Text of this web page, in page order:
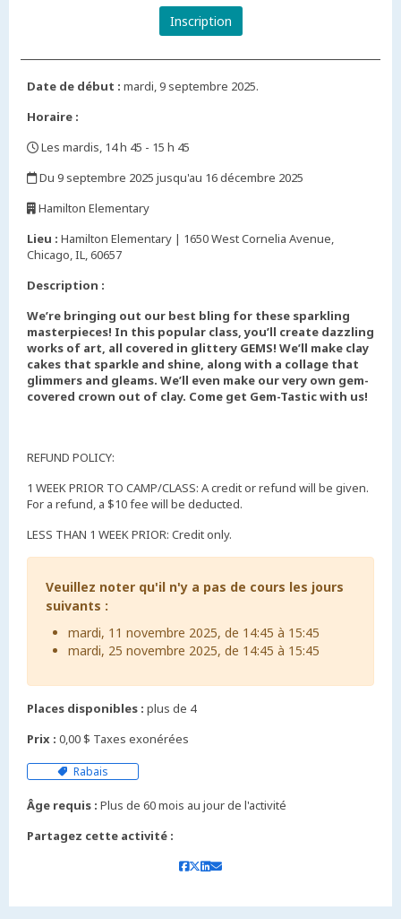
Inscription
Date de début : mardi, 9 septembre 2025.
Horaire :
Les mardis, 14 h 45 - 15 h 45
Du 9 septembre 2025 jusqu'au 16 décembre 2025
Hamilton Elementary
Lieu : Hamilton Elementary | 1650 West Cornelia Avenue,
Chicago, IL, 60657
Description :
We’re bringing out our best bling for these sparkling
masterpieces! In this popular class, you’ll create dazzling
works of art, all covered in glittery GEMS! We’ll make clay
cakes that sparkle and shine, along with a collage that
glimmers and gleams. We’ll even make our very own gem-
covered crown out of clay. Come get Gem-Tastic with us!
REFUND POLICY:
1 WEEK PRIOR TO CAMP/CLASS: A credit or refund will be given.
For a refund, a $10 fee will be deducted.
LESS THAN 1 WEEK PRIOR: Credit only.
Veuillez noter qu'il n'y a pas de cours les jours
suivants :
mardi, 11 novembre 2025, de 14:45 à 15:45
mardi, 25 novembre 2025, de 14:45 à 15:45
Places disponibles : plus de 4
Prix : 0,00 $ Taxes exonérées
Rabais
Âge requis : Plus de 60 mois au jour de l'activité
Partagez cette activité :